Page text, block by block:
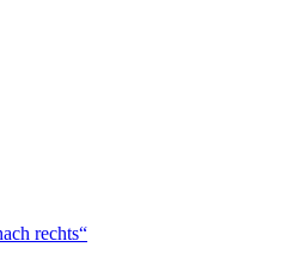
rechts“